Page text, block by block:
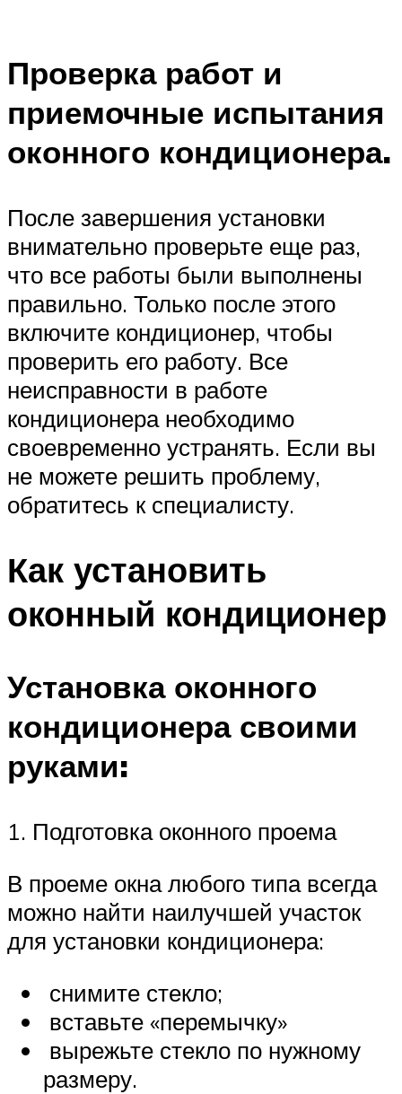
Проверка работ и
приемочные испытания
оконного кондиционера.
После завершения установки
внимательно проверьте еще раз,
что все работы были выполнены
правильно. Только после этого
включите кондиционер, чтобы
проверить его работу. Все
неисправности в работе
кондиционера необходимо
своевременно устранять. Если вы
не можете решить проблему,
обратитесь к специалисту.
Как установить
оконный кондиционер
Установка оконного
кондиционера своими
руками:
1. Подготовка оконного проема
В проеме окна любого типа всегда
можно найти наилучшей участок
для установки кондиционера:
снимите стекло;
вставьте «перемычку»
вырежьте стекло по нужному
размеру.